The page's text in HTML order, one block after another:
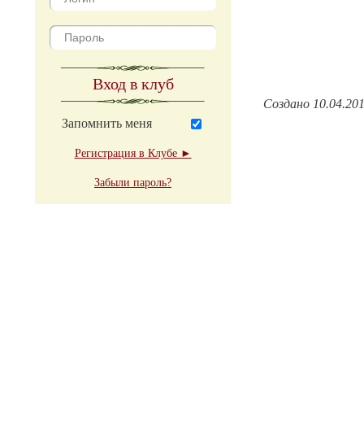
Вход в клуб
Запомнить меня
Регистрация в Клубе ►
Забыли пароль?
Создано